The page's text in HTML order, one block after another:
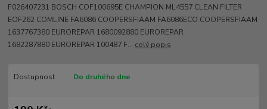
F026407231 BOSCH COF100695E CHAMPION ML4557 CLEAN FILTER
EOF262 COMLINE FA6086 COOPERSFIAAM FA6086ECO COOPERSFIAAM
1637767380 EUROREPAR 1680092880 EUROREPAR
1682287880 EUROREPAR 100487 F... celý popis
Dostupnost Do druhého dne